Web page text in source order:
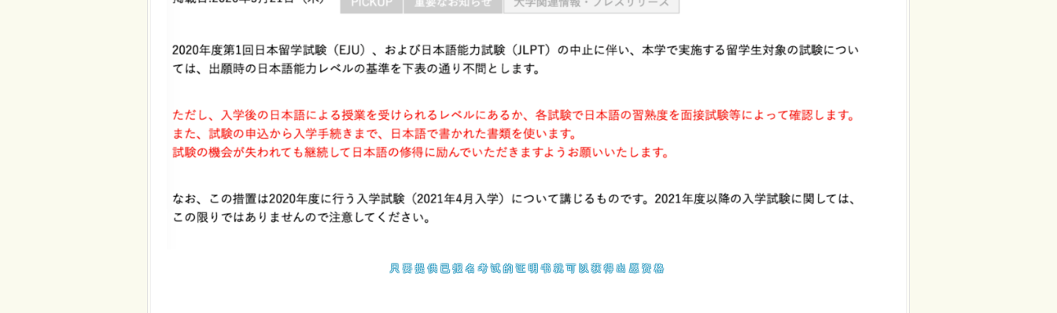
只要提供已报名考试的证明书就可以获得出愿资格